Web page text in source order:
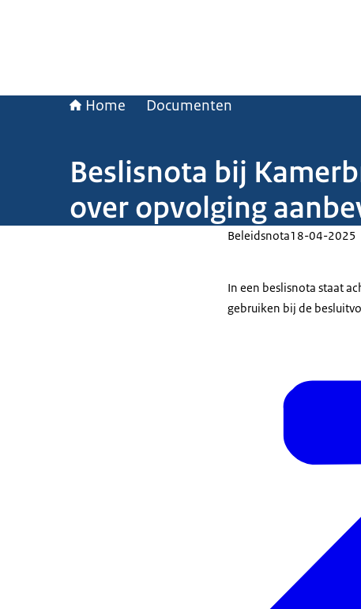
Home Documenten
Beslisnota bij
over opvolging
Beleidsnota18-04-2025
In een beslisnota staat
gebruiken bij de